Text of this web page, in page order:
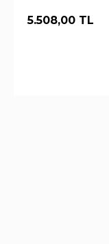
5.508,00 TL